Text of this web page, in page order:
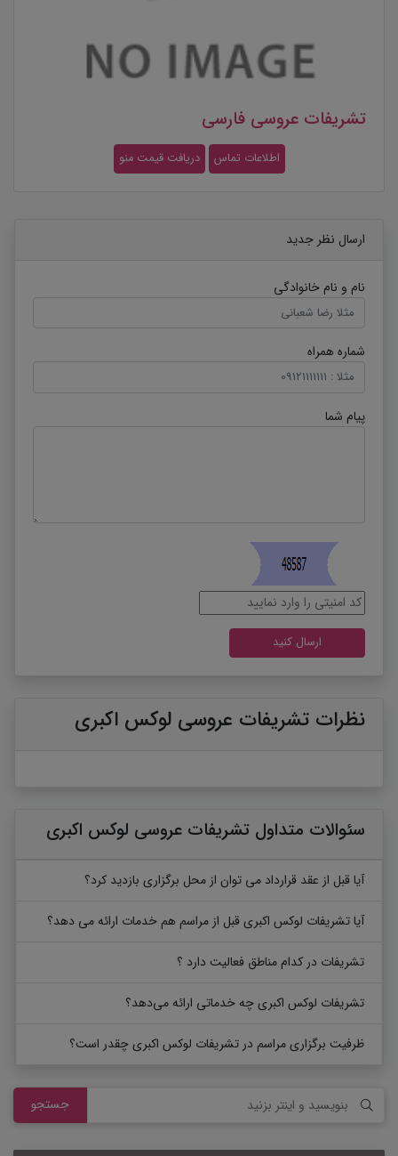
تشریفات عروسی فارسی
اطلاعات تماس دریافت قیمت منو
ارسال نظر جدید
نام و نام خانوادگی
شماره همراه
پیام شما
نظرات تشریفات عروسی لوکس اکبری
سئوالات متداول تشریفات عروسی لوکس اکبری
آیا قبل از عقد قرارداد می ‌توان از محل برگزاری بازدید کرد؟
آیا تشریفات لوکس اکبری قبل از مراسم هم خدمات ارائه می ‌دهد؟
تشریفات در کدام مناطق فعالیت دارد ؟
تشریفات لوکس اکبری چه خدماتی ارائه می‌دهد؟
ظرفیت برگزاری مراسم در تشریفات لوکس اکبری چقدر است؟
جستجو